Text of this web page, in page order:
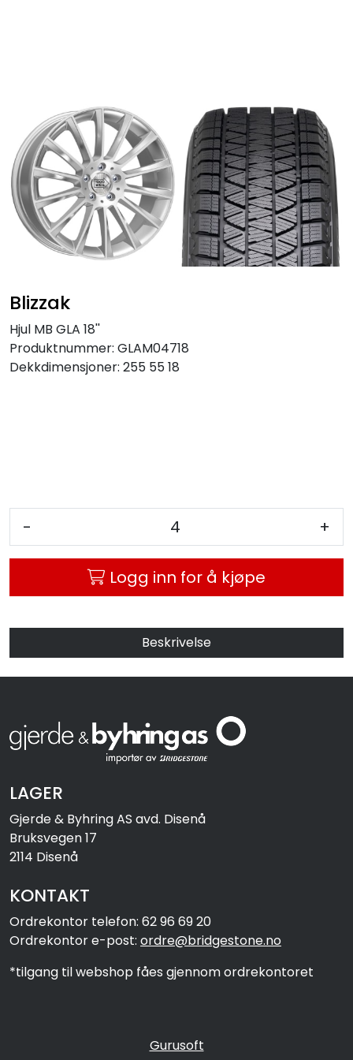
Blizzak
Hjul MB GLA 18''
Produktnummer: GLAM04718
Dekkdimensjoner: 255 55 18
- +
Logg inn for å kjøpe
Beskrivelse
LAGER
Gjerde & Byhring AS avd. Disenå
Bruksvegen 17
2114 Disenå
KONTAKT
Ordrekontor telefon: 62 96 69 20
Ordrekontor e-post: ordre@bridgestone.no
*tilgang til webshop fåes gjennom ordrekontoret
Gurusoft
Hjulpakker
Felger
Lastebil
Buss
Anlegg
MC